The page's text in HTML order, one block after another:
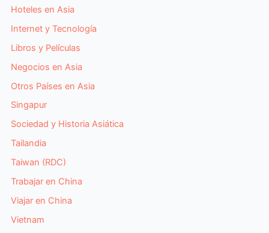
Hoteles en Asia
Internet y Tecnología
Libros y Películas
Negocios en Asia
Otros Países en Asia
Singapur
Sociedad y Historia Asiática
Tailandia
Taiwan (RDC)
Trabajar en China
Viajar en China
Vietnam